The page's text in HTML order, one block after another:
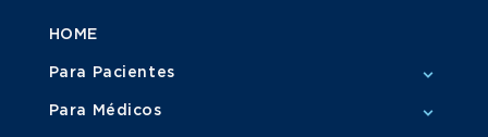
HOME
Para Pacientes
Para Médicos